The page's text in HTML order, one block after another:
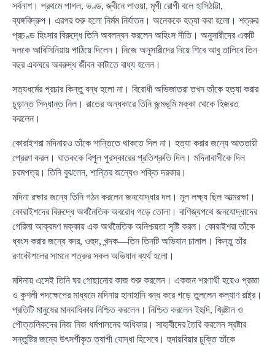
সর্বনাশ। প্রথমে পাগল, ভণ্ড, জ্বীনে পাওয়া, মৃগী রোগী বলে হাসিঠাট্টা,
ব্যঙ্গবিদ্রুপ। এরপর শুরু হলো নির্মম নির্যাতন। অনেককে হত্যা করা হলো। শত্রুর
প্রচণ্ড হিংসার বিরুদ্ধে তিনি অবলম্বন করলেন অহিংস নীতি। অনুসারীদের একটি
দলকে আবিসিনিয়ায় পাঠিয়ে দিলেন। নিজে অনুসারীদের নিয়ে শিবে আবু তালিবে তিন
বছর একঘরে অবরুদ্ধ জীবন কাটাতে বাধ্য হলেন।
সত্যধর্মের প্রচার কিন্তু বন্ধ হলো না। বিরোধী অভিজাতরা তখন তাঁকে হত্যা করার
চূড়ান্ত সিদ্ধান্ত নিল। রাতের অন্ধকারে তিনি জন্মভূমি মক্কা থেকে হিজরত
করলেন।
কোরাইশরা মদিনায়ও তাঁকে শান্তিতে থাকতে দিল না। হত্যা করার জন্যে আততায়ী
প্রেরণ করল। ঘাতককে বিপুল পুরস্কারের প্রতিশ্রুতি দিল। মদিনাবাসীকে দিল
চরমপত্র। তিনি বুঝলেন, শান্তির জন্যেও শক্তি দরকার।
মদিনা রক্ষার জন্যে তিনি গঠন করলেন জনযোদ্ধার দল। মূল লক্ষ্য ছিল আত্মরক্ষা।
কোরাইশদের বিরুদ্ধে অর্থনৈতিক অবরোধ গড়ে তোলা। বাণিজ্যপথে জনযোদ্ধাদের
গেরিলা আক্রমণ মক্কায় এক অর্থনৈতিক অনিশ্চয়তা সৃষ্টি করল। কোরাইশরা তাঁকে
ধ্বংস করার জন্যে বদর, ওহুদ, খন্দক—তিন তিনটি অভিযান চালাল। কিন্তু তাঁর
রণকৌশলের সামনে শত্রুর সকল অভিযান ব্যর্থ হলো।
মদিনায় এসেই তিনি ঘর গোছানোর কাজ শুরু করলেন। একজন শরণার্থী হয়েও প্রজ্ঞা
ও কুশলী পদক্ষেপের মাধ্যমে মদিনায় হানাহানি বন্ধ করে গড়ে তুললেন কল্যাণ রাষ্ট্র।
প্রতিটি মানুষের মানবাধিকার নিশ্চিত করলেন। নিশ্চিত করলেন ইহুদি, খ্রিষ্টান ও
পৌত্তলিকদের নিজ নিজ ধর্মপালনের অধিকার। সাহাবীদের তৈরি করলেন স্রষ্টার
সন্তুষ্টির জন্যে উৎসর্গীকৃত ত্যাগী যোদ্ধা হিসেবে। হুদায়বিয়ার চুক্তি তাঁকে